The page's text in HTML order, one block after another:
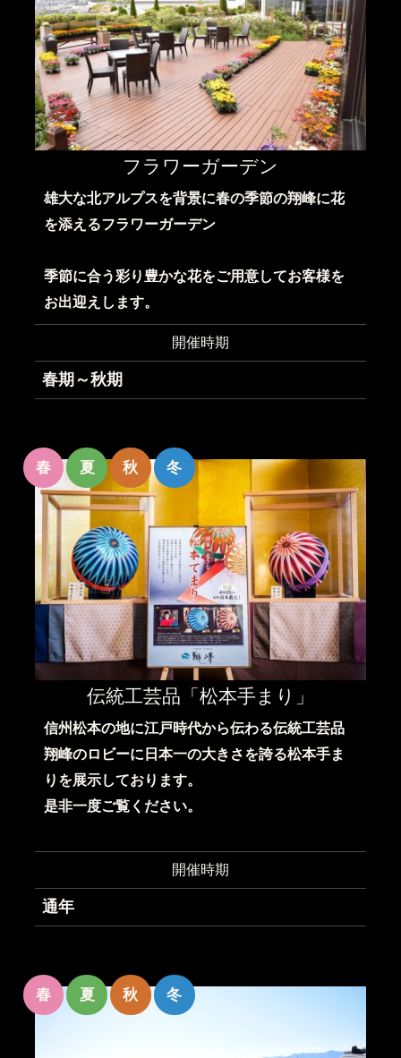
フラワーガーデン
雄大な北アルプスを背景に春の季節の翔峰に花
を添えるフラワーガーデン
季節に合う彩り豊かな花をご用意してお客様を
お出迎えします。
開催時期
春期～秋期
春 夏 秋 冬
伝統工芸品「松本手まり」
信州松本の地に江戸時代から伝わる伝統工芸品
翔峰のロビーに日本一の大きさを誇る松本手ま
りを展示しております。
是非一度ご覧ください。
開催時期
通年
春 夏 秋 冬